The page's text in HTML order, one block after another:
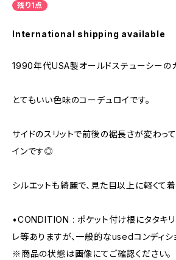
残り1点
International shipping available
1990年代USA製オールドステューシーの
とてもいい色味のコーデュロイです。
サイドのスリットで前後の裾長さが変わっ
インです◎
シルエットも綺麗で、見た目以上に軽くて
•CONDITION : ポケット付け根にタタキリ
レ等ありますが、一般的なusedコンディシ
※商品の状態は画像にてご確認ください。